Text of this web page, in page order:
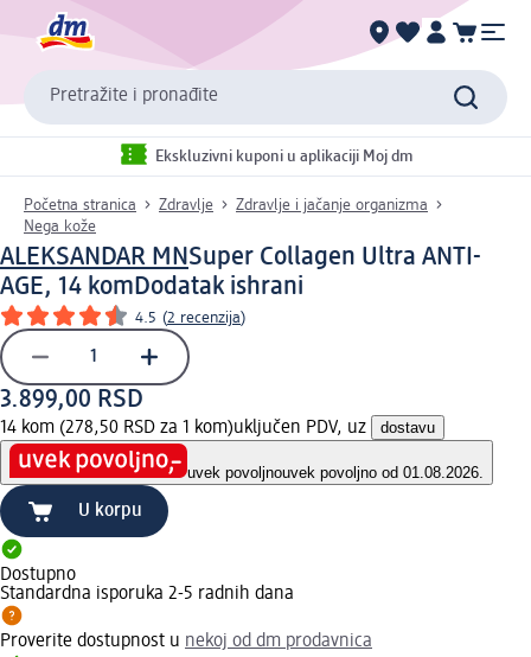
Pretražite i pronađite
Ekskluzivni kuponi u aplikaciji Moj dm
Početna stranica Zdravlje
Zdravlje i jačanje organizma
Nega kože
ALEKSANDAR MNSuper Collagen Ultra ANTI-
AGE, 14 komDodatak ishrani
4.5 (2 recenzija)
3.899,00 RSD
14 kom (278,50 RSD za 1 kom)uključen PDV, uz dostavu
uvek povoljnouvek povoljno od 01.08.2026.
U korpu
Dostupno
Standardna isporuka 2-5 radnih dana
Proverite dostupnost u nekoj od dm prodavnica